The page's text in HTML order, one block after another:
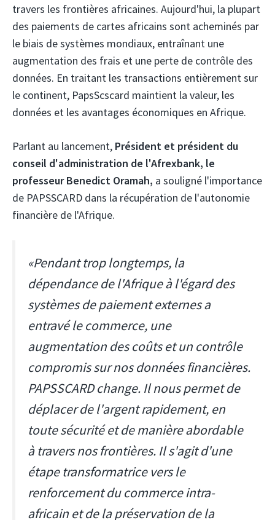
travers les frontières africaines. Aujourd'hui, la plupart
des paiements de cartes africains sont acheminés par
le biais de systèmes mondiaux, entraînant une
augmentation des frais et une perte de contrôle des
données. En traitant les transactions entièrement sur
le continent, PapsScscard maintient la valeur, les
données et les avantages économiques en Afrique.
Parlant au lancement, Président et président du
conseil d'administration de l'Afrexbank, le
professeur Benedict Oramah, a souligné l'importance
de PAPSSCARD dans la récupération de l'autonomie
financière de l'Afrique.
«Pendant trop longtemps, la
dépendance de l'Afrique à l'égard des
systèmes de paiement externes a
entravé le commerce, une
augmentation des coûts et un contrôle
compromis sur nos données financières.
PAPSSCARD change. Il nous permet de
déplacer de l'argent rapidement, en
toute sécurité et de manière abordable
à travers nos frontières. Il s'agit d'une
étape transformatrice vers le
renforcement du commerce intra-
africain et de la préservation de la